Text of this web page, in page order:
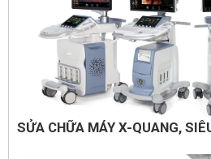
SỬA CHỮA MÁY X-QUANG,